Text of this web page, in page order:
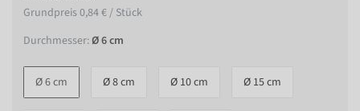
Grundpreis0,84 € / Stück
Durchmesser:Ø 6 cm
Ø 6 cm Ø 8 cm Ø 10 cm Ø 15 cm